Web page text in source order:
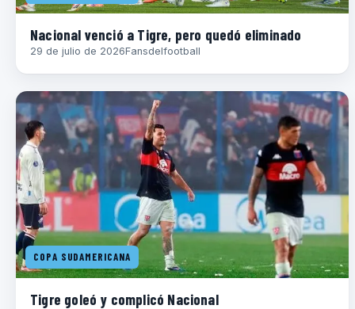
Nacional venció a Tigre, pero quedó eliminado
29 de julio de 2026Fansdelfootball
COPA SUDAMERICANA
Tigre goleó y complicó Nacional